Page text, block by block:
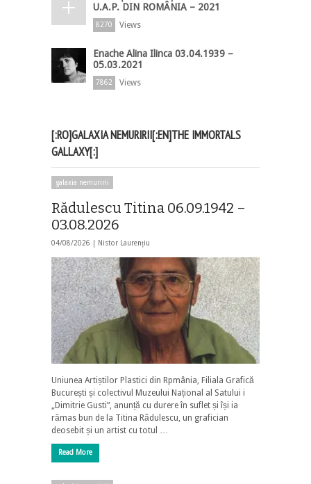
U.A.P. DIN ROMÂNIA – 2021
8270 Views
Enache Alina Ilinca 03.04.1939 –
05.03.2021
7862 Views
[:RO]GALAXIA NEMURIRII[:EN]THE IMMORTALS
GALLAXY[:]
galaxia nemuririi
Rădulescu Titina 06.09.1942 –
03.08.2026
04/08/2026 | Nistor Laurențiu
Uniunea Artiștilor Plastici din Rpmânia, Filiala Grafică
București și colectivul Muzeului Național al Satului i
„Dimitrie Gusti”, anunță cu durere în suflet și își ia
rămas bun de la Titina Rădulescu, un grafician
deosebit și un artist cu totul …
Read More